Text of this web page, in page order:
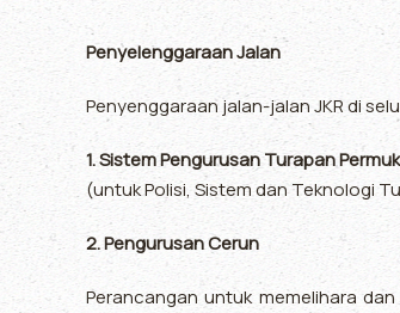
Penyelenggaraan Jalan
Penyenggaraan jalan-jalan JKR di
1. Sistem Pengurusan Turapan
(untuk Polisi, Sistem dan Teknologi
2. Pengurusan Cerun
Perancangan untuk memelihara